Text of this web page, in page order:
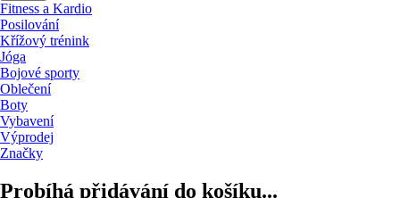
Fitness a Kardio
Posilování
Křížový trénink
Jóga
Bojové sporty
Oblečení
Boty
Vybavení
Výprodej
Značky
Probíhá přidávání do košíku...